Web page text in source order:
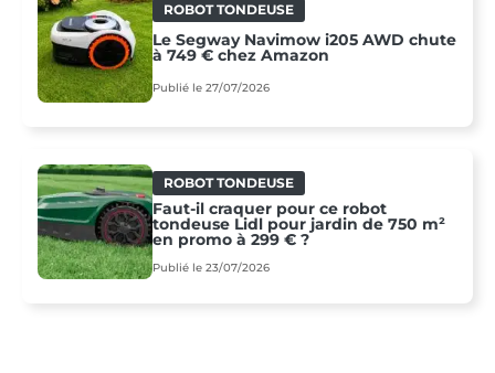
ROBOT TONDEUSE
Le Segway Navimow i205 AWD chute
à 749 € chez Amazon
Publié le 27/07/2026
ROBOT TONDEUSE
Faut-il craquer pour ce robot
tondeuse Lidl pour jardin de 750 m²
en promo à 299 € ?
Publié le 23/07/2026